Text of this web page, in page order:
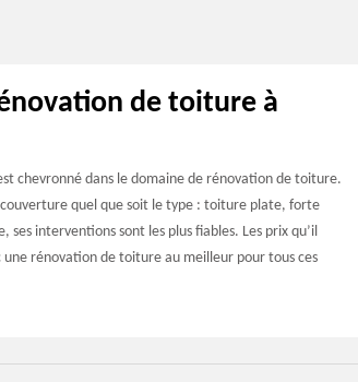
de toiture à
chevronné dans le domaine de rénovation de toiture.
quel que soit le type : toiture plate, forte
interventions sont les plus fiables. Les prix qu’il
rénovation de toiture au meilleur pour tous ces